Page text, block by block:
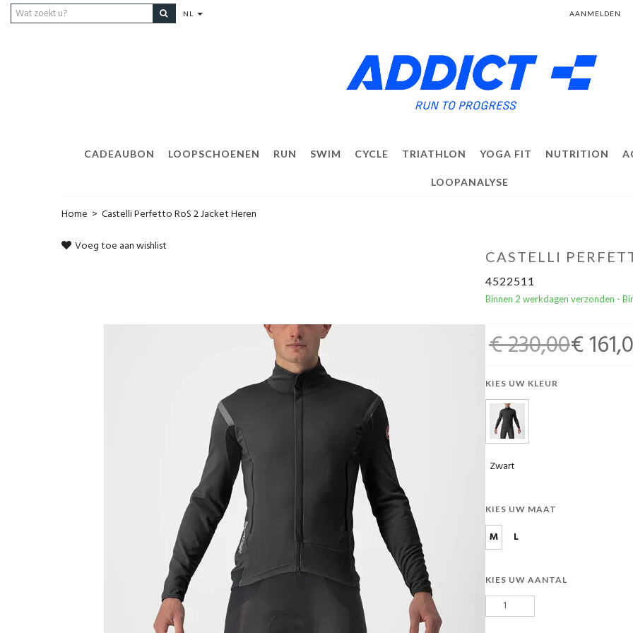
NL AANMELDEN
CADEAUBON LOOPSCHOENEN RUN SWIM CYCLE TRIATHLON YOGA FIT NUTRITION
LOOPANALYSE
Home > Castelli Perfetto RoS 2 Jacket Heren
Voeg toe aan wishlist
CASTELLI
4522511
Binnen 2 werkdagen verzonden -
€ 230,00€
KIES UW KLEUR
Zwart
KIES UW MAAT
M L
KIES UW AANTAL